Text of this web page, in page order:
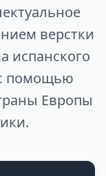
верстки
испанского
помощью
Европы